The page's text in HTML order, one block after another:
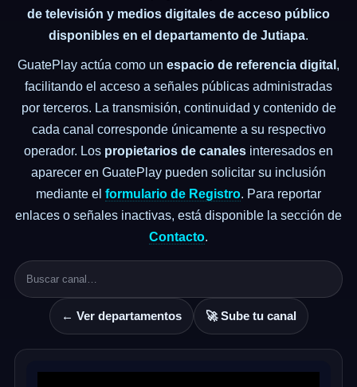
de televisión y medios digitales de acceso público
disponibles en el departamento de Jutiapa.
GuatePlay actúa como un espacio de referencia digital ,
facilitando el acceso a señales públicas administradas
por terceros. La transmisión, continuidad y contenido de
cada canal corresponde únicamente a su respectivo
operador. Los propietarios de canales interesados en
aparecer en GuatePlay pueden solicitar su inclusión
mediante el formulario de Registro. Para reportar
enlaces o señales inactivas, está disponible la sección de
Contacto.
← Ver departamentos 🚀 Sube tu canal